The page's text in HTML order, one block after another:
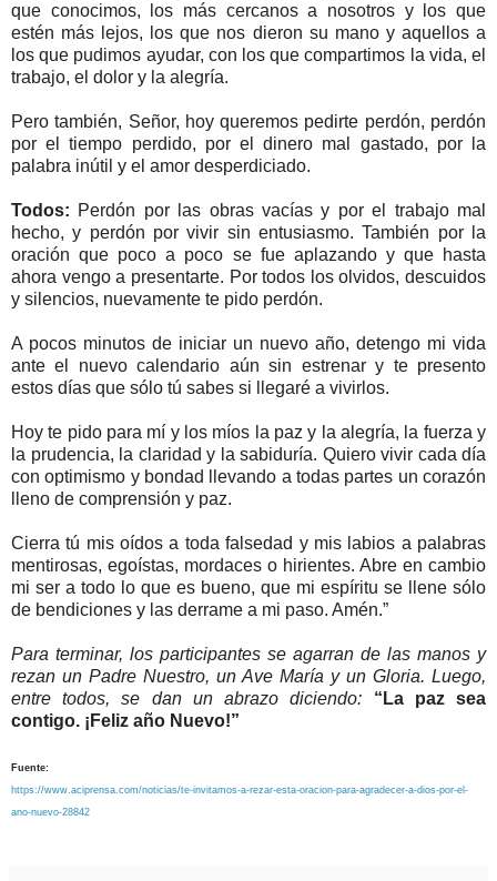
que conocimos, los más cercanos a nosotros y los que
estén más lejos, los que nos dieron su mano y aquellos a
los que pudimos ayudar, con los que compartimos la vida, el
trabajo, el dolor y la alegría.
Pero también, Señor, hoy queremos pedirte perdón, perdón
por el tiempo perdido, por el dinero mal gastado, por la
palabra inútil y el amor desperdiciado.
Todos: Perdón por las obras vacías y por el trabajo mal
hecho, y perdón por vivir sin entusiasmo. También por la
oración que poco a poco se fue aplazando y que hasta
ahora vengo a presentarte. Por todos los olvidos, descuidos
y silencios, nuevamente te pido perdón.
A pocos minutos de iniciar un nuevo año, detengo mi vida
ante el nuevo calendario aún sin estrenar y te presento
estos días que sólo tú sabes si llegaré a vivirlos.
Hoy te pido para mí y los míos la paz y la alegría, la fuerza y
la prudencia, la claridad y la sabiduría. Quiero vivir cada día
con optimismo y bondad llevando a todas partes un corazón
lleno de comprensión y paz.
Cierra tú mis oídos a toda falsedad y mis labios a palabras
mentirosas, egoístas, mordaces o hirientes. Abre en cambio
mi ser a todo lo que es bueno, que mi espíritu se llene sólo
de bendiciones y las derrame a mi paso. Amén.”
Para terminar, los participantes se agarran de las manos y
rezan un Padre Nuestro, un Ave María y un Gloria. Luego,
entre todos, se dan un abrazo diciendo:
“La paz sea
contigo. ¡Feliz año Nuevo!”
Fuente:
https://www.aciprensa.com/noticias/te-invitamos-a-rezar-esta-oracion-para-agradecer-a-dios-por-el-
ano-nuevo-28842